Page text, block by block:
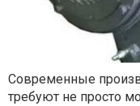
Современные
требуют не просто